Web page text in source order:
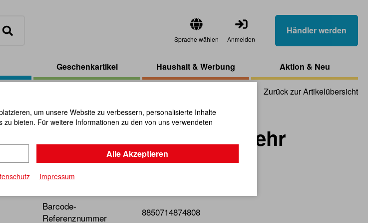
Sprache wählen Anmelden
Händler werden
Geschenkartikel Haushalt & Werbung Aktion & Neu
Zurück zur Artikelübersicht
Schiebewagen Feuerwehr
Artikel-Nr.:110325
Stabiler, multifunktioneller Spielwagen aus Holz!
Barcode-
Referenznummer
8850714874808
um unsere Website zu verbessern, personalisierte Inhalte
bieten. Für weitere Informationen zu den von uns verwendeten
Alle Akzeptieren
Impressum